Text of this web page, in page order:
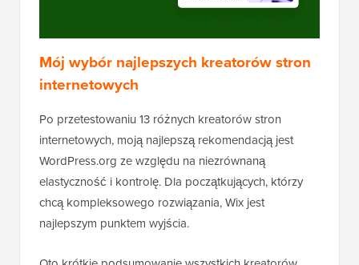
Mój wybór najlepszych kreatorów stron
internetowych
Po przetestowaniu 13 różnych kreatorów stron
internetowych, moją najlepszą rekomendacją jest
WordPress.org ze względu na niezrównaną
elastyczność i kontrolę. Dla początkujących, którzy
chcą kompleksowego rozwiązania, Wix jest
najlepszym punktem wyjścia.